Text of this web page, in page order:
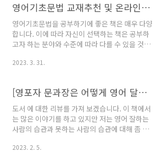
부응하듯이 7개의 카테리별로 영단어를 분류하
여 소개하고 있습니다. 성격과 가치관, 관계와 정
신, 철학과 종교, 삶과 죽음, 예술, 인간의 몸, 자
연과 우주 등등 소제목만 봐도 인문학 관련 어휘
들이 총망라되지 않았을까 하는 예상이 가능합니
다. 특히 그림과 함께 단어가 소개되어 있어서 직
영어기초문법 교재추천 및 온라인학습툴 소개
영어기초문법을 공부하기에 좋은 책은 매우 다양
합니다. 이에 따라 자신이 선택하는 책은 공부하
고자 하는 분야와 수준에 따라 다를 수 있을 것입
을 아래와 같이 소개하고자 합니다. 영어기초문
법이 헷갈리는 분들을 위한 교재를 추천드립니
다. 공부는 때론 집짓기에 비유되곤 하는데 뭐든
기초가 튼튼해야 할 것입니다. "English
Grammar in Use" by Raymond Murphy 본
교재는 영어 문법을 처음 배우는 학습자를 위한
대표적인 교재입니다. 문법의 기본 개념부터 차
2023. 3. 31.
[영포자 문과장은 어떻게 영어 달인이 됐을까] 도서 리뷰 - 영어 잘하는 사람의 습관
도서 에 대한 리뷰를 가져 보겠습니다. 이 책에서
는 많은 이야기를 하고 있지만 저는 영어 잘하는
사람의 습관과 못하는 사람의 습관에 대해 좀 더
을 읽는다 혹시 영어 교재를 어려운 것으로 선택
2023. 2. 5.